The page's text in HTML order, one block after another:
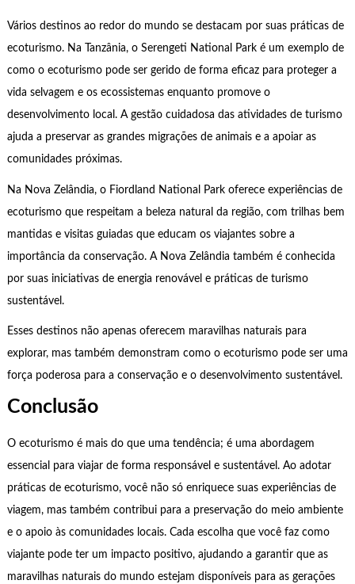
Vários destinos ao redor do mundo se destacam por suas práticas de
ecoturismo. Na Tanzânia, o Serengeti National Park é um exemplo de
como o ecoturismo pode ser gerido de forma eficaz para proteger a
vida selvagem e os ecossistemas enquanto promove o
desenvolvimento local. A gestão cuidadosa das atividades de turismo
ajuda a preservar as grandes migrações de animais e a apoiar as
comunidades próximas.
Na Nova Zelândia, o Fiordland National Park oferece experiências de
ecoturismo que respeitam a beleza natural da região, com trilhas bem
mantidas e visitas guiadas que educam os viajantes sobre a
importância da conservação. A Nova Zelândia também é conhecida
por suas iniciativas de energia renovável e práticas de turismo
sustentável.
Esses destinos não apenas oferecem maravilhas naturais para
explorar, mas também demonstram como o ecoturismo pode ser uma
força poderosa para a conservação e o desenvolvimento sustentável.
Conclusão
O ecoturismo é mais do que uma tendência; é uma abordagem
essencial para viajar de forma responsável e sustentável. Ao adotar
práticas de ecoturismo, você não só enriquece suas experiências de
viagem, mas também contribui para a preservação do meio ambiente
e o apoio às comunidades locais. Cada escolha que você faz como
viajante pode ter um impacto positivo, ajudando a garantir que as
maravilhas naturais do mundo estejam disponíveis para as gerações